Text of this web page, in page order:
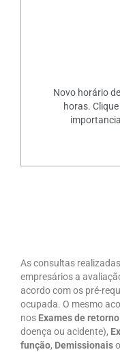
Novo horário
horas.
As consultas
empresários a
acordo com os pré-
ocupada. O mesmo
nos Exames de
doença ou acidente),
função, Demissionais